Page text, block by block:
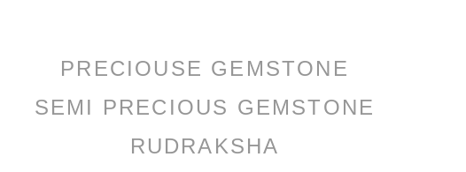
PRECIOUSE GEMSTONE
SEMI PRECIOUS GEMSTONE
RUDRAKSHA